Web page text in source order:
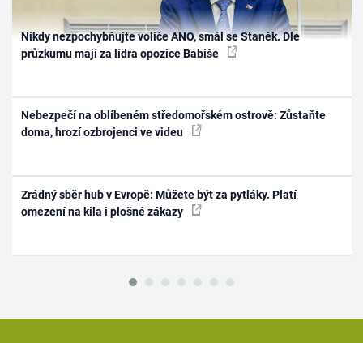
Nikdy nezpochybňujte voliče ANO, smál se Staněk. Dle
průzkumu mají za lídra opozice Babiše
Nebezpečí na oblíbeném středomořském ostrově: Zůstaňte
doma, hrozí ozbrojenci ve videu
Zrádný sběr hub v Evropě: Můžete být za pytláky. Platí
omezení na kila i plošné zákazy